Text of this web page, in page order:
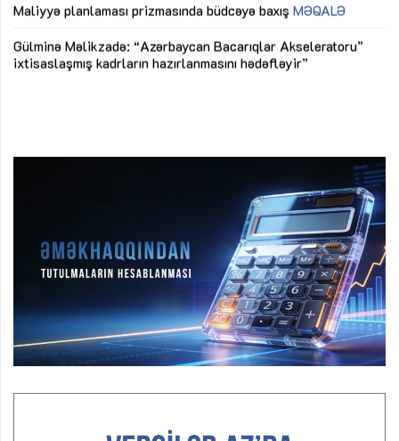
Maliyyə planlaması prizmasında büdcəyə baxış MƏQALƏ
Gülminə Məlikzadə: “Azərbaycan Bacarıqlar Akseleratoru”
ixtisaslaşmış kadrların hazırlanmasını hədəfləyir”